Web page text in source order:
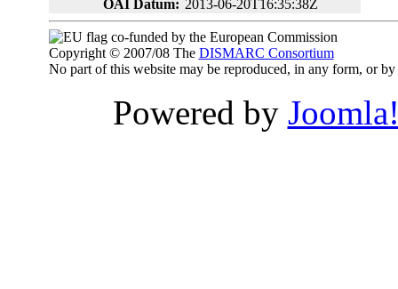
OAI Datum: 2013-06-20T16:35:38Z
co-funded by the European Commission
Copyright © 2007/08 The DISMARC Consortium
No part of this website may be reproduced, in any form, or
Powered by